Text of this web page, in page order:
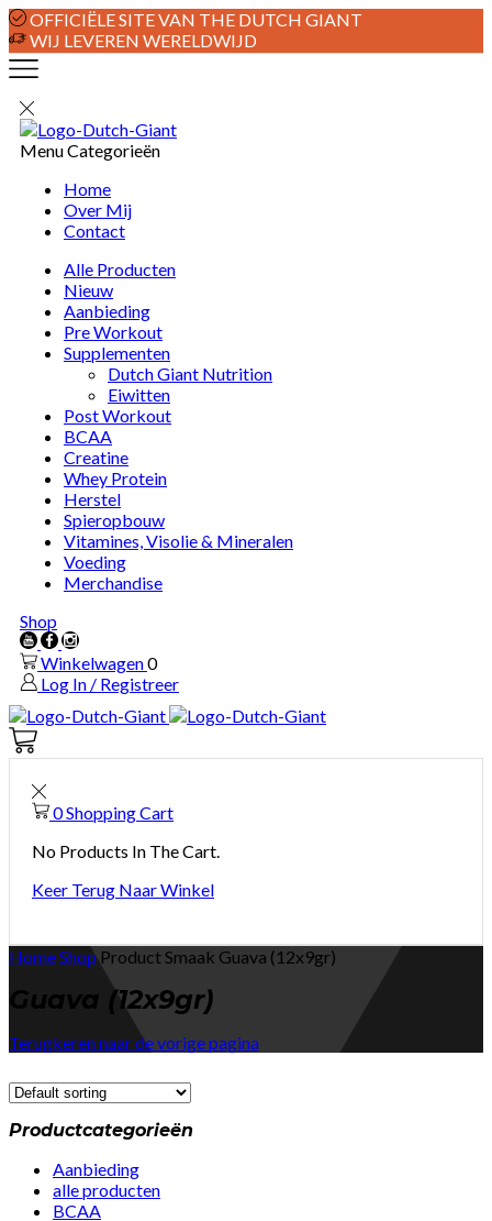
OFFICIËLE SITE VAN THE DUTCH GIANT
WIJ LEVEREN WERELDWIJD
MenuCategorieën
Home
Over Mij
Contact
Alle Producten
Nieuw
Aanbieding
Pre Workout
Supplementen
Dutch Giant Nutrition
Eiwitten
Post Workout
BCAA
Creatine
Whey Protein
Herstel
Spieropbouw
Vitamines, Visolie & Mineralen
Voeding
Merchandise
Shop
Youtube
Facebook
Instagram
Winkelwagen0
Log In / Registreer
0Shopping Cart
No Products In The Cart.
Keer Terug Naar Winkel
HomeShop Product Smaak Guava (12x9gr)
Guava (12x9gr)
Terugkeren naar de vorige pagina
Productcategorieën
Aanbieding
alle producten
BCAA